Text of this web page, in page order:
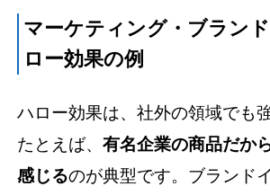
マーケティング・ブラン
ロー効果の例
ハロー効果は、社外の領域でも
たとえば、有名企業の商品だか
感じるのが典型です。ブランド